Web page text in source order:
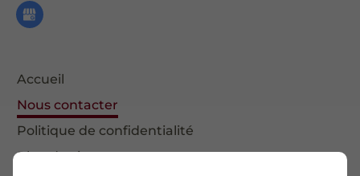
Accueil
Nous contacter
Politique de confidentialité
Plan du site